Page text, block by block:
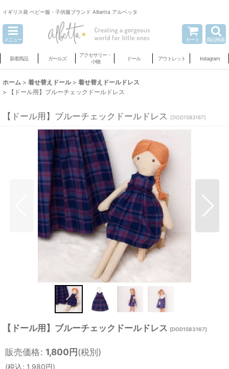
イギリス発 ベビー服・子供服ブランド Albetta アルベッタ
メニュー カート 商品検索
新着商品 ガールズ
アクセサリー・
小物
ドール アウトレット instagram
ホーム > 着せ替えドール > 着せ替えドールドレス
>
【ドール用】ブルーチェックドールドレス
【ドール用】ブルーチェックドールドレス [DOD1583167]
【ドール用】ブルーチェックドールドレス [DOD1583167]
販売価格: 1,800円(税別)
(税込: 1,980円)